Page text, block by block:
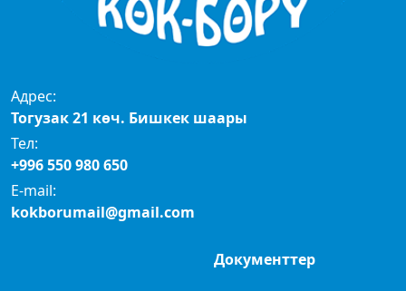
Адрес:
Тогузак 21 көч. Бишкек шаары
Тел:
+996 550 980 650
E-mail:
kokborumail@gmail.com
Документтер